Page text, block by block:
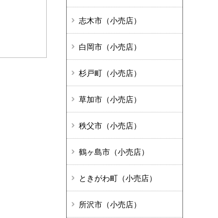
志木市（小売店）
白岡市（小売店）
杉戸町（小売店）
草加市（小売店）
秩父市（小売店）
鶴ヶ島市（小売店）
ときがわ町（小売店）
所沢市（小売店）